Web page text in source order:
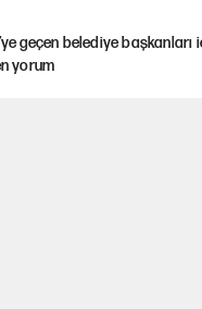
geçen belediye başkanları
yorum